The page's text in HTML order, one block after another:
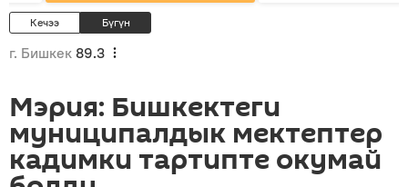
Кечээ Бүгүн
г. Бишкек 89.3
Мэрия: Бишкектеги
муниципалдык мектептер
кадимки тартипте окумай